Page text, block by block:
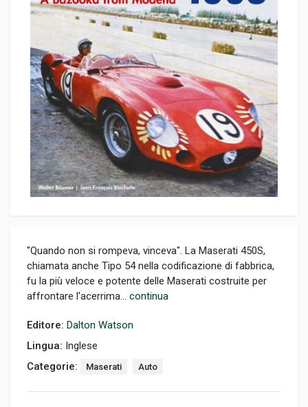
"Quando non si rompeva, vinceva". La Maserati 450S,
chiamata anche Tipo 54 nella codificazione di fabbrica,
fu la più veloce e potente delle Maserati costruite per
affrontare l'acerrima... continua
Editore: Dalton Watson
Lingua: Inglese
Categorie:
Maserati Auto